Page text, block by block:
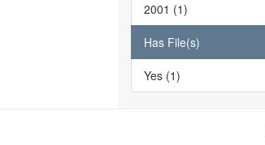
2001 (1)
Has File(s)
Yes (1)